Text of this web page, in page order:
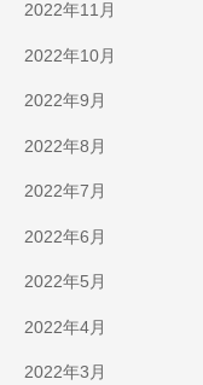
2022年11月
2022年10月
2022年9月
2022年8月
2022年7月
2022年6月
2022年5月
2022年4月
2022年3月